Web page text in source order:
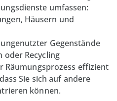
umfassen:
Häusern und
ungenutzter Gegenstände
oder Recycling
Räumungsprozess effizient
Sie sich auf andere
können.